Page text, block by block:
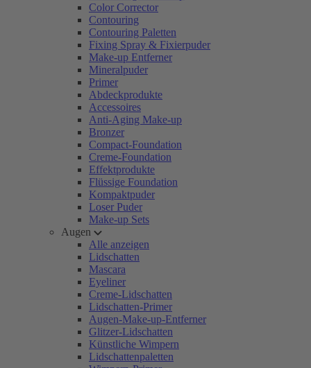
Color Corrector
Contouring
Contouring Paletten
Fixing Spray & Fixierpuder
Make-up Entferner
Mineralpuder
Primer
Abdeckprodukte
Accessoires
Anti-Aging Make-up
Bronzer
Compact-Foundation
Creme-Foundation
Effektprodukte
Flüssige Foundation
Kompaktpuder
Loser Puder
Make-up Sets
Augen
Alle anzeigen
Lidschatten
Mascara
Eyeliner
Creme-Lidschatten
Lidschatten-Primer
Augen-Make-up-Entferner
Glitzer-Lidschatten
Künstliche Wimpern
Lidschattenpaletten